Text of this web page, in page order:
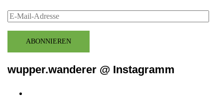
E-
AdresseABONNIEREN
wupper.wanderer @ Instagramm